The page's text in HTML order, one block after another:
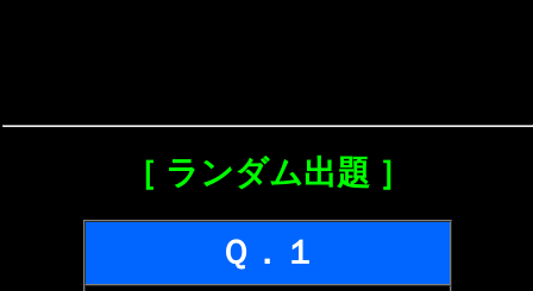
［ ランダム出題 ］
Ｑ．１